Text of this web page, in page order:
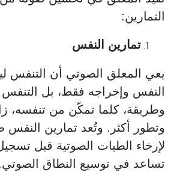
التمارين:
تمارين النفس
يعي المعلق الصوتي أن التنفس
النفس وإخراجه فقط، بل التنفس
وطريقة، كلما تمكّن من تنفسه،
وتطور أكثر. وتُعد تمارين النفس
لإرخاء الطيات الصوتية قبل
تساعد في توسيع النطاق